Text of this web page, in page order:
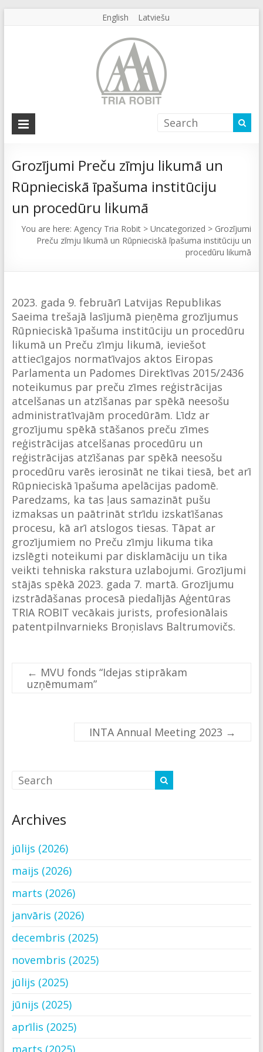
English Latviešu
Agency
Robit
Agency
Robit
Grozījumi Preču zīmju likumā un
Rūpnieciskā īpašuma institūciju
un procedūru likumā
You are here:Agency Tria Robit >Uncategorized > Grozījumi
Preču zīmju likumā un Rūpnieciskā īpašuma institūciju un
procedūru likumā
2023. gada 9. februārī Latvijas Republikas
Saeima trešajā lasījumā pieņēma grozījumus
Rūpnieciskā īpašuma institūciju un procedūru
likumā un Preču zīmju likumā, ieviešot
attiecīgajos normatīvajos aktos Eiropas
Parlamenta un Padomes Direktīvas 2015/2436
noteikumus par preču zīmes reģistrācijas
atcelšanas un atzīšanas par spēkā neesošu
administratīvajām procedūrām. Līdz ar
grozījumu spēkā stāšanos preču zīmes
reģistrācijas atcelšanas procedūru un
reģistrācijas atzīšanas par spēkā neesošu
procedūru varēs ierosināt ne tikai tiesā, bet arī
Rūpnieciskā īpašuma apelācijas padomē.
Paredzams, ka tas ļaus samazināt pušu
izmaksas un paātrināt strīdu izskatīšanas
procesu, kā arī atslogos tiesas. Tāpat ar
grozījumiem no Preču zīmju likuma tika
izslēgti noteikumi par disklamāciju un tika
veikti tehniska rakstura uzlabojumi. Grozījumi
stājās spēkā 2023. gada 7. martā. Grozījumu
izstrādāšanas procesā piedalījās Aģentūras
TRIA ROBIT vecākais jurists, profesionālais
patentpilnvarnieks Broņislavs Baltrumovičs.
← MVU fonds “Idejas stiprākam
uzņēmumam”
INTA Annual Meeting 2023 →
Archives
jūlijs (2026)
maijs (2026)
marts (2026)
janvāris (2026)
decembris (2025)
novembris (2025)
jūlijs (2025)
jūnijs (2025)
aprīlis (2025)
marts (2025)